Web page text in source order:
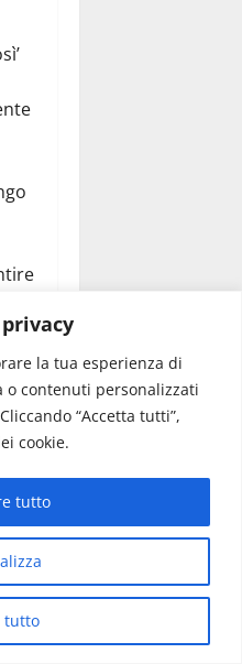
la tua esperienza di
contenuti personalizzati
“Accetta tutti”,
cookie.
tutto
tutto
le